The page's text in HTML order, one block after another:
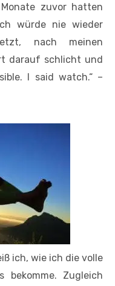
zuvor hatten
würde nie wieder
nach meinen
darauf schlicht und
I said watch.“ –
ich, wie ich die volle
bekomme. Zugleich